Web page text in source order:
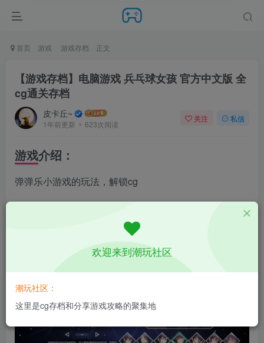
首页 游戏 游戏存档 正文
【游戏存档】电脑游戏 兵乓球女孩 官方中文版 全
cg通关存档
皮卡丘~
1年前更新 623次阅读
关注 私信
游戏介绍：
弹弹乐小游戏的玩法，解锁cg
欢迎来到潮玩社区
潮玩社区：
这里是cg存档和分享游戏攻略的聚集地